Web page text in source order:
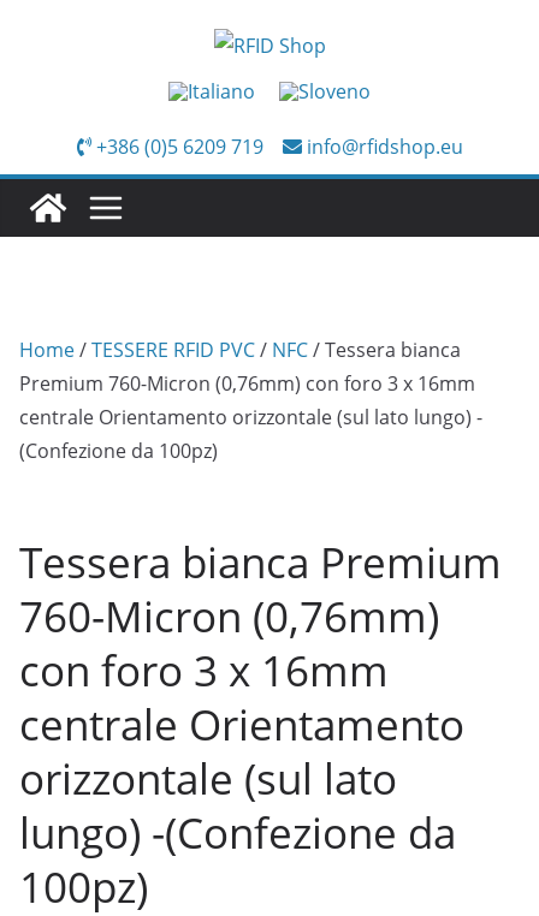
+386 (0)5 6209 719 info@rfidshop.eu
Home/TESSERE RFID PVC/ NFC/ Tessera bianca
Premium 760-Micron (0,76mm) con foro 3 x 16mm
centrale Orientamento orizzontale (sul lato lungo) -
(Confezione da 100pz)
Tessera bianca Premium
760-Micron (0,76mm)
con foro 3 x 16mm
centrale Orientamento
orizzontale (sul lato
lungo) -(Confezione da
100pz)